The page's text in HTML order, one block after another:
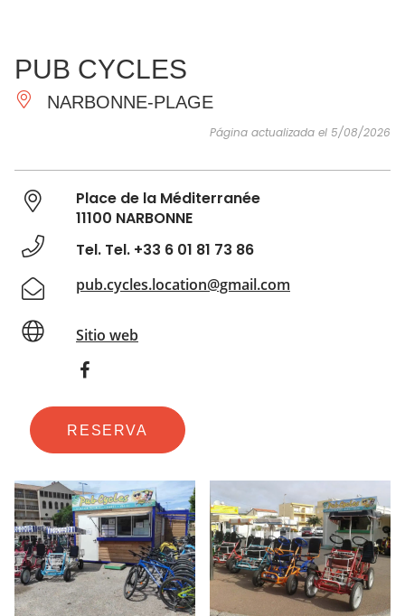
IMPRESCINDIBLES
HACER
PUB CYCLES
NARBONNE-PLAGE
Página actualizada el 5/08/2026
Place de la Méditerranée
11100 NARBONNE
Tel. Tel. +33 6 01 81 73 86
pub.cycles.location@gmail.com
Sitio web
RESERVA